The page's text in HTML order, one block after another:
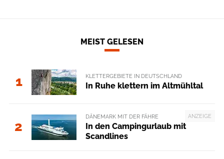
MEIST GELESEN
1 KLETTERGEBIETE IN DEUTSCHLAND
In Ruhe klettern im Altmühltal
2
ANZEIGE
DÄNEMARK MIT DER FÄHRE
In den Campingurlaub mit
Scandlines